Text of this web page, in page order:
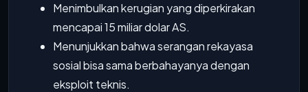
Menimbulkan kerugian yang diperkirakan
mencapai 15 miliar dolar AS.
Menunjukkan bahwa serangan rekayasa
sosial bisa sama berbahayanya dengan
eksploit teknis.